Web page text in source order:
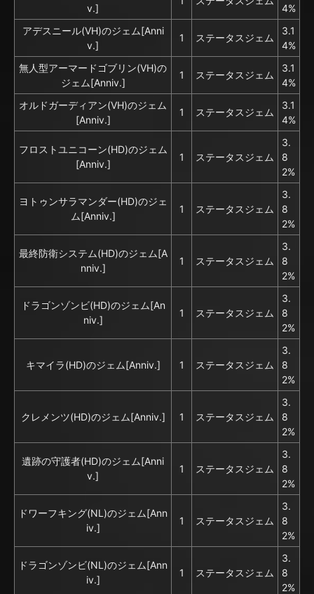
v.]
4%
アデスニール(VH)のジェム[Anni
v.]
1 ステータスジェム
3.1
4%
無人型アーマードゴブリン(VH)の
ジェム[Anniv.]
1 ステータスジェム
3.1
4%
オルドガーディアン(VH)のジェム
[Anniv.]
1 ステータスジェム
3.1
4%
フロストユニコーン(HD)のジェム
[Anniv.]
1 ステータスジェム
3.
8
2%
ヨトゥンサラマンダー(HD)のジェ
ム[Anniv.]
1 ステータスジェム
3.
8
2%
最終防衛システム(HD)のジェム[A
nniv.]
1 ステータスジェム
3.
8
2%
ドラゴンゾンビ(HD)のジェム[An
niv.]
1 ステータスジェム
3.
8
2%
キマイラ(HD)のジェム[Anniv.] 1 ステータスジェム
3.
8
2%
クレメンツ(HD)のジェム[Anniv.] 1 ステータスジェム
3.
8
2%
遺跡の守護者(HD)のジェム[Anni
v.]
1 ステータスジェム
3.
8
2%
ドワーフキング(NL)のジェム[Ann
iv.]
1 ステータスジェム
3.
8
2%
ドラゴンゾンビ(NL)のジェム[Ann
iv.]
1 ステータスジェム
3.
8
2%